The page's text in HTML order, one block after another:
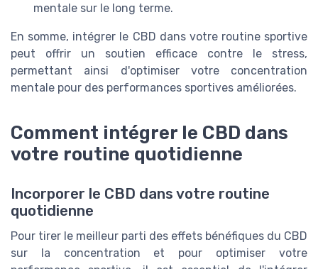
mentale sur le long terme.
En somme, intégrer le CBD dans votre routine sportive
peut offrir un soutien efficace contre le stress,
permettant ainsi d'optimiser votre concentration
mentale pour des performances sportives améliorées.
Comment intégrer le CBD dans
votre routine quotidienne
Incorporer le CBD dans votre routine
quotidienne
Pour tirer le meilleur parti des effets bénéfiques du CBD
sur la concentration et pour optimiser votre